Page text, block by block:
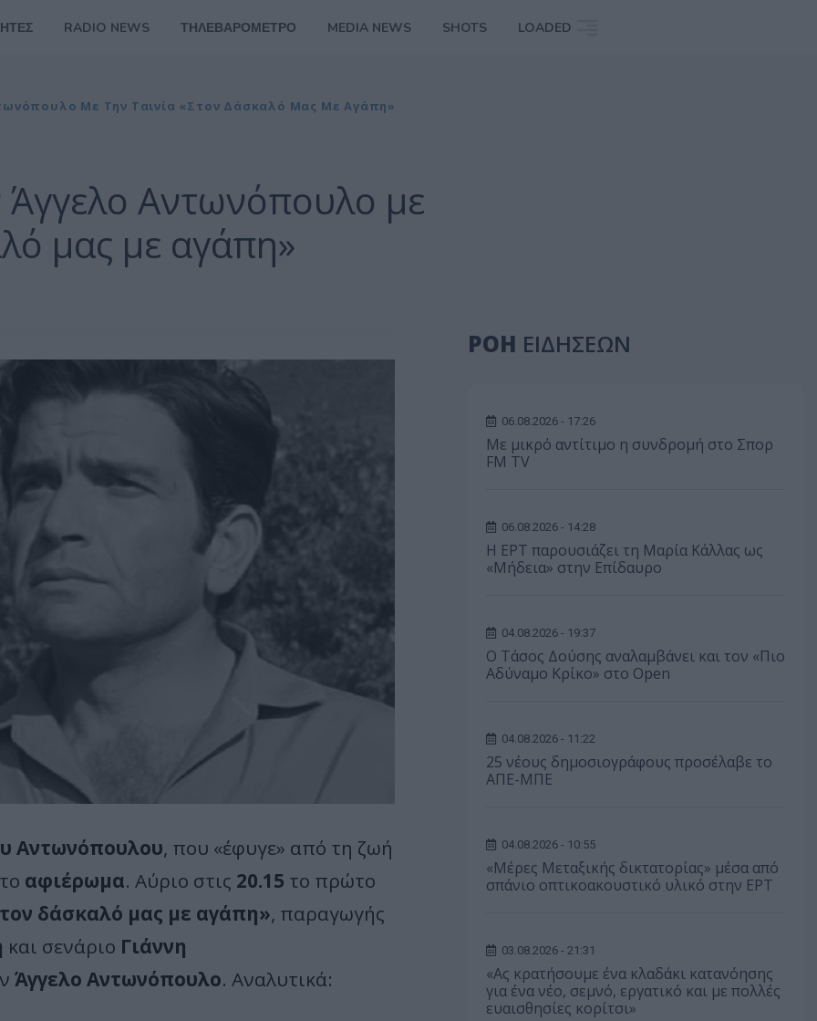
RADIO NEWS ΤΗΛΕΒΑΡΟΜΕΤΡΟ MEDIA NEWS SHOTS LOADED
Με Την Ταινία «Στον Δάσκαλό Μας Με Αγάπη»
Αντωνόπουλο με
μας με αγάπη»
Αντωνόπουλου, που «έφυγε» από τη ζωή
αφιέρωμα. Αύριο στις 20.15 το πρώτο
δάσκαλό μας με αγάπη», παραγωγής
και σενάριο Γιάννη
Άγγελο Αντωνόπουλο. Αναλυτικά:
ΡΟΗ ΕΙΔΗΣΕΩΝ
06.08.2026 - 17:26
Με μικρό αντίτιμο η συνδρομή στο Σπορ
FM TV
06.08.2026 - 14:28
Η ΕΡΤ παρουσιάζει τη Μαρία Κάλλας ως
«Μήδεια» στην Επίδαυρο
04.08.2026 - 19:37
Ο Τάσος Δούσης αναλαμβάνει και τον «Πιο
Αδύναμο Κρίκο» στο Open
04.08.2026 - 11:22
25 νέους δημοσιογράφους προσέλαβε το
ΑΠΕ-ΜΠΕ
04.08.2026 - 10:55
«Μέρες Μεταξικής δικτατορίας» μέσα από
σπάνιο οπτικοακουστικό υλικό στην ΕΡΤ
03.08.2026 - 21:31
«Ας κρατήσουμε ένα κλαδάκι κατανόησης
για ένα νέο, σεμνό, εργατικό και με πολλές
ευαισθησίες κορίτσι»